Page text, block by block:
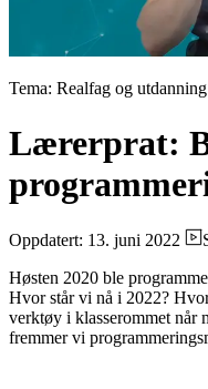
Tema: Realfag og utdanning
Lærerprat:
Oppdatert: 13. juni 2022
Høsten 2020 ble
Hvor står vi nå i 2022?
verktøy i klasserommet når
fremmer vi